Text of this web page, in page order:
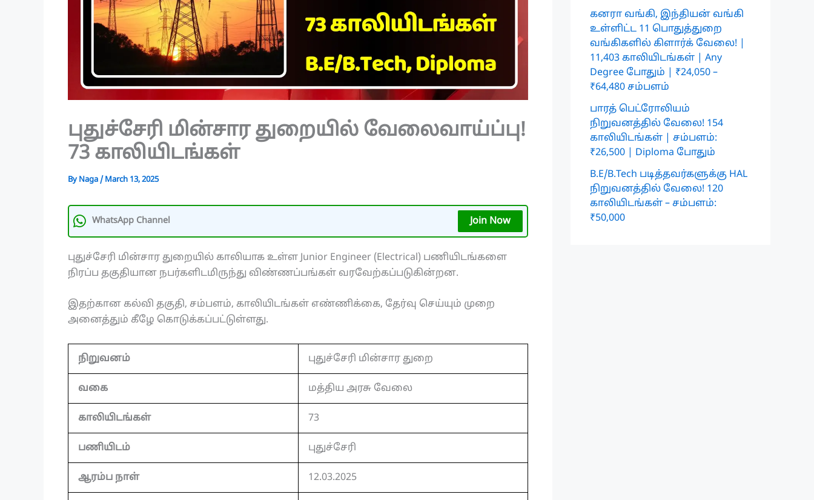
புதுச்சேரி மின்சார துறையில் வேலைவாய்ப்பு!
73 காலியிடங்கள்
By Naga/ March 13, 2025
WhatsApp Channel Join Now
புதுச்சேரி மின்சார துறையில் காலியாக உள்ள Junior Engineer (Electrical) பணியிடங்களை
நிரப்ப தகுதியான நபர்களிடமிருந்து விண்ணப்பங்கள் வரவேற்கப்படுகின்றன.
இதற்கான கல்வி தகுதி, சம்பளம், காலியிடங்கள் எண்ணிக்கை, தேர்வு செய்யும் முறை
அனைத்தும் கீழே கொடுக்கப்பட்டுள்ளது.
நிறுவனம் புதுச்சேரி மின்சார துறை
வகை மத்திய அரசு வேலை
காலியிடங்கள் 73
பணியிடம் புதுச்சேரி
ஆரம்ப நாள் 12.03.2025
கனரா வங்கி, இந்தியன் வங்கி
உள்ளிட்ட 11 பொதுத்துறை
வங்கிகளில் கிளார்க் வேலை! |
11,403 காலியிடங்கள் | Any
Degree போதும் | ₹24,050 –
₹64,480 சம்பளம்
பாரத் பெட்ரோலியம்
நிறுவனத்தில் வேலை! 154
காலியிடங்கள் | சம்பளம்:
₹26,500 | Diploma போதும்
B.E/B.Tech படித்தவர்களுக்கு HAL
நிறுவனத்தில் வேலை! 120
காலியிடங்கள் – சம்பளம்:
₹50,000